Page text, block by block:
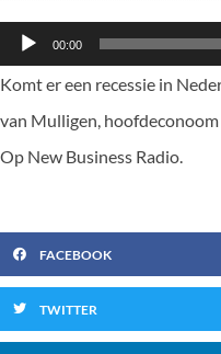
Audiospeler
00:00
Komt er een recessie in
van Mulligen,
Op New Business Radio.
FACEBOOK
TWITTER